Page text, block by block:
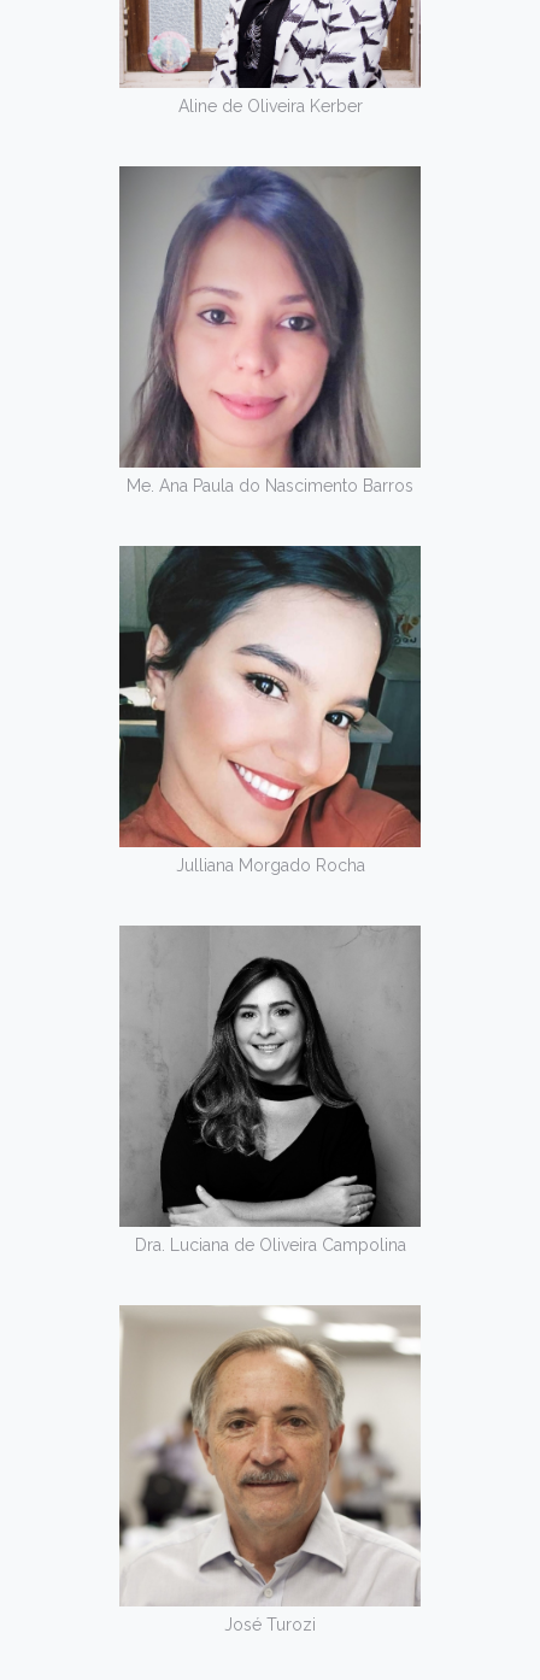
Aline de Oliveira Kerber
Me. Ana Paula do Nascimento Barros
Julliana Morgado Rocha
Dra. Luciana de Oliveira Campolina
José Turozi